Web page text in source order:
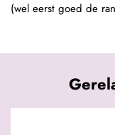
(wel eerst goed de